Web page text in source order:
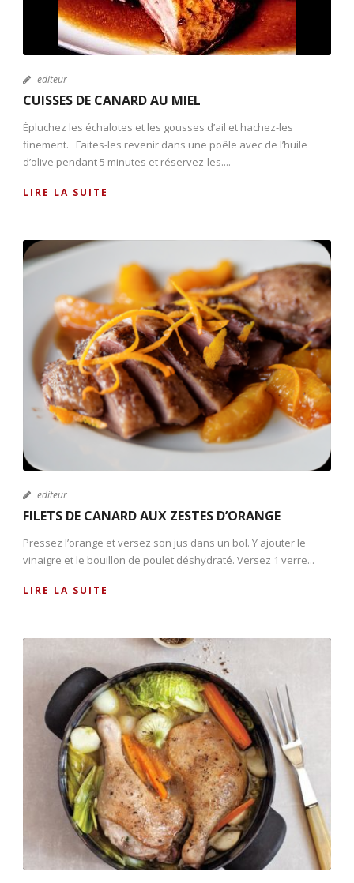
editeur
CUISSES DE CANARD AU MIEL
Épluchez les échalotes et les gousses d’ail et hachez-les
finement. Faites-les revenir dans une poêle avec de l’huile
d’olive pendant 5 minutes et réservez-les....
LIRE LA SUITE
editeur
FILETS DE CANARD AUX ZESTES D’ORANGE
Pressez l’orange et versez son jus dans un bol. Y ajouter le
vinaigre et le bouillon de poulet déshydraté. Versez 1 verre...
LIRE LA SUITE